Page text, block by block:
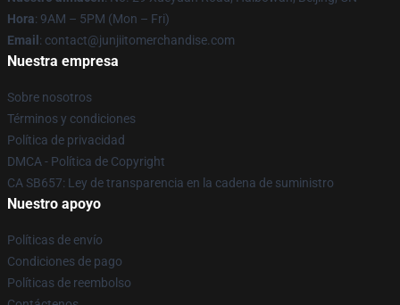
Hora: 9AM – 5PM (Mon – Fri)
Email : contact@junjiitomerchandise.com
Nuestra empresa
Sobre nosotros
Términos y condiciones
Política de privacidad
DMCA - Política de Copyright
CA SB657: Ley de transparencia en la cadena de suministro
Nuestro apoyo
Políticas de envío
Condiciones de pago
Políticas de reembolso